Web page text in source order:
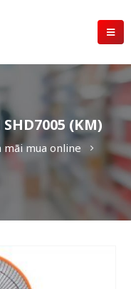
(KM)
mãi mua online